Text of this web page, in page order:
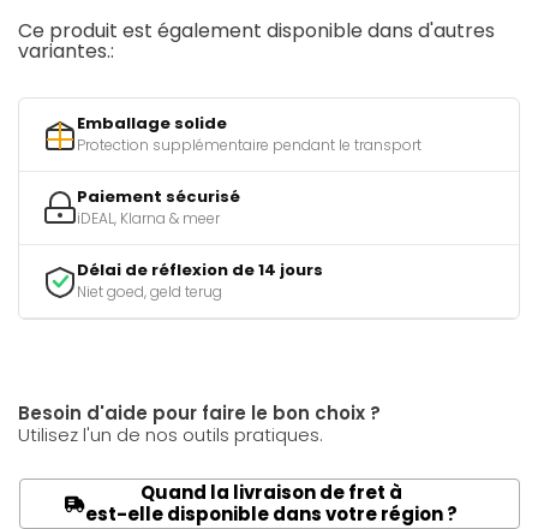
Ce produit est également disponible dans d'autres
variantes.:
Emballage solide
Protection supplémentaire pendant le transport
Paiement sécurisé
iDEAL, Klarna & meer
Délai de réflexion de 14 jours
Niet goed, geld terug
Besoin d'aide pour faire le bon choix ?
Utilisez l'un de nos outils pratiques.
Quand la livraison de fret à
est-elle disponible dans votre région ?